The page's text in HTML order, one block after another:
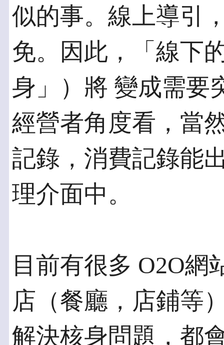
似的事。線上導引
免。因此，「線下
身」）將 變成需要
經營者角度看，當
記錄，消費記錄能
理介面中。
目前有很多 O2O網
店（餐廳，店鋪等
解決核身問題，都